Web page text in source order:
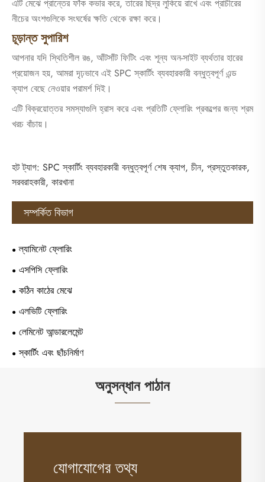
এটি মেঝে প্রান্তের ফাঁক কভার করে, তারের ছিদ্র লুকিয়ে রাখে এবং প্রাচীরের
নীচের অংশগুলিকে সংঘর্ষের ক্ষতি থেকে রক্ষা করে।
চূড়ান্ত সুপারিশ
আপনার যদি স্থিতিশীল রঙ, আঁটসাঁট ফিটিং এবং শূন্য অন-সাইট ব্যর্থতার হারের
প্রয়োজন হয়, আমরা দৃঢ়ভাবে এই SPC স্কার্টিং ব্যবহারকারী বন্ধুত্বপূর্ণ এন্ড
ক্যাপ বেছে নেওয়ার পরামর্শ দিই।
এটি বিক্রয়োত্তর সমস্যাগুলি হ্রাস করে এবং প্রতিটি ফ্লোরিং প্রকল্পের জন্য শ্রম
খরচ বাঁচায়।
হট ট্যাগ: SPC স্কার্টিং ব্যবহারকারী বন্ধুত্বপূর্ণ শেষ ক্যাপ, চীন, প্রস্তুতকারক,
সরবরাহকারী, কারখানা
সম্পর্কিত বিভাগ
ল্যামিনেট ফ্লোরিং
এসপিসি ফ্লোরিং
কঠিন কাঠের মেঝে
এলভিটি ফ্লোরিং
লেমিনেট আন্ডারলেমেন্ট
স্কার্টিং এবং ছাঁচনির্মাণ
অনুসন্ধান পাঠান
যোগাযোগের তথ্য